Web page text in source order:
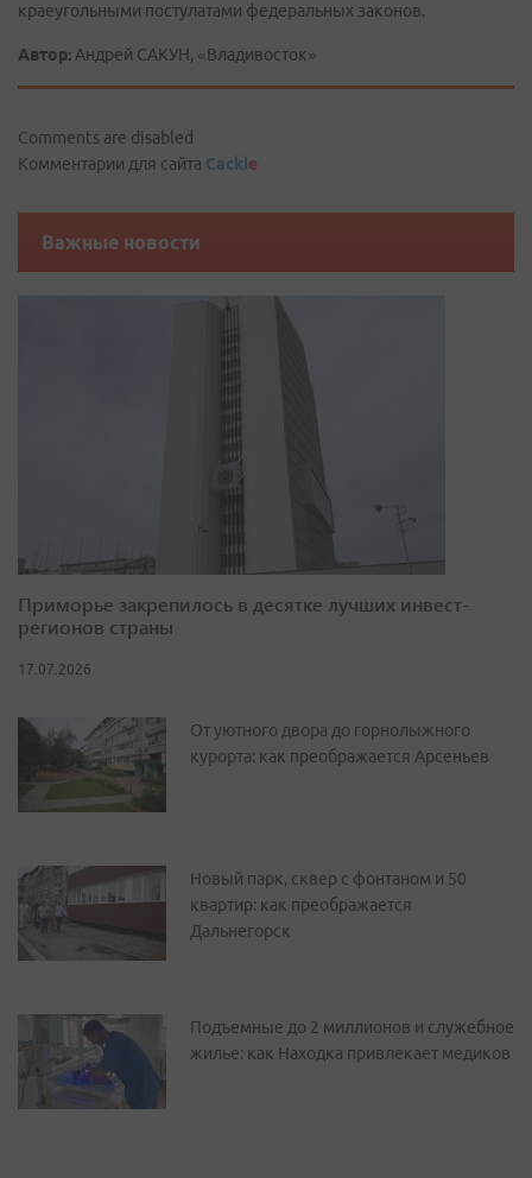
краеугольными постулатами федеральных законов.
Автор: Андрей САКУН, «Владивосток»
Comments are disabled
Комментарии для сайта Cackle
Важные новости
Приморье закрепилось в десятке лучших инвест-
регионов страны
17.07.2026
От уютного двора до горнолыжного
курорта: как преображается Арсеньев
Новый парк, сквер с фонтаном и 50
квартир: как преображается
Дальнегорск
Подъемные до 2 миллионов и служебное
жилье: как Находка привлекает медиков